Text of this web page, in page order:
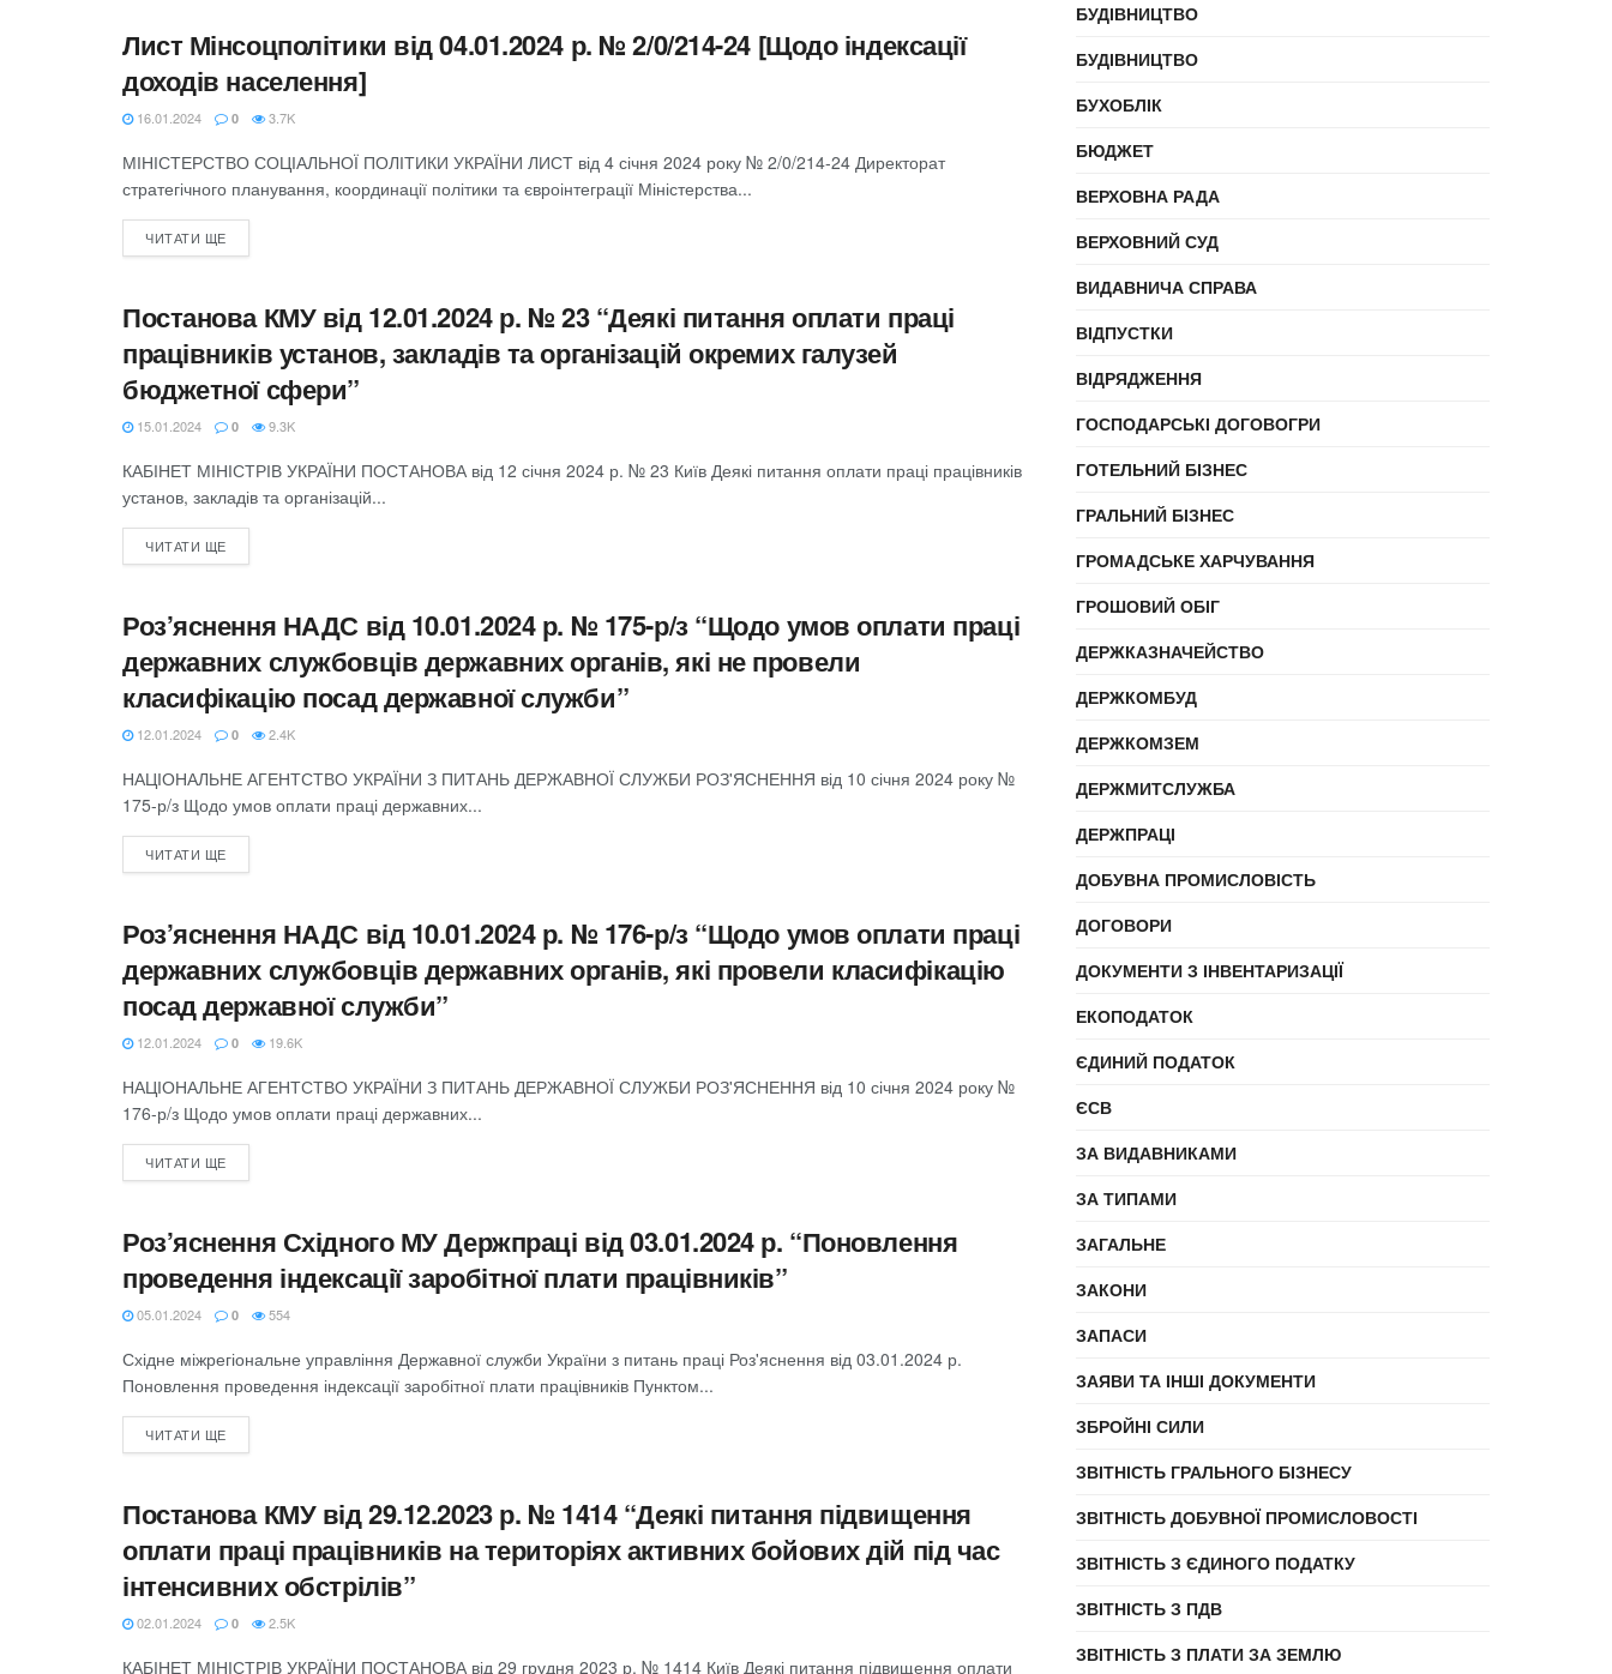
ЛИСТИ
Лист Мінсоцполітики від 04.01.2024 р. № 2/0/214-24 [Щодо індексації
доходів населення]
16.01.2024 0 3.7K
МІНІСТЕРСТВО СОЦІАЛЬНОЇ ПОЛІТИКИ УКРАЇНИ ЛИСТ від 4 січня 2024 року № 2/0/214-24 Директорат
стратегічного планування, координації політики та євроінтеграції Міністерства...
ЧИТАТИ ЩЕ
БЮДЖЕТ
Постанова КМУ від 12.01.2024 р. № 23 “Деякі питання оплати праці
працівників установ, закладів та організацій окремих галузей
бюджетної сфери”
15.01.2024 0 9.3K
КАБІНЕТ МІНІСТРІВ УКРАЇНИ ПОСТАНОВА від 12 січня 2024 р. № 23 Київ Деякі питання оплати праці працівників
установ, закладів та організацій...
ЧИТАТИ ЩЕ
НАДС
Роз’яснення НАДС від 10.01.2024 р. № 175-р/з “Щодо умов оплати праці
державних службовців державних органів, які не провели
класифікацію посад державної служби”
12.01.2024 0 2.4K
НАЦІОНАЛЬНЕ АГЕНТСТВО УКРАЇНИ З ПИТАНЬ ДЕРЖАВНОЇ СЛУЖБИ РОЗ'ЯСНЕННЯ від 10 січня 2024 року №
175-р/з Щодо умов оплати праці державних...
ЧИТАТИ ЩЕ
НАДС
Роз’яснення НАДС від 10.01.2024 р. № 176-р/з “Щодо умов оплати праці
державних службовців державних органів, які провели класифікацію
посад державної служби”
12.01.2024 0 19.6K
НАЦІОНАЛЬНЕ АГЕНТСТВО УКРАЇНИ З ПИТАНЬ ДЕРЖАВНОЇ СЛУЖБИ РОЗ'ЯСНЕННЯ від 10 січня 2024 року №
176-р/з Щодо умов оплати праці державних...
ЧИТАТИ ЩЕ
ДЕРЖПРАЦІ
Роз’яснення Східного МУ Держпраці від 03.01.2024 р. “Поновлення
проведення індексації заробітної плати працівників”
05.01.2024 0 554
Східне міжрегіональне управління Державної служби України з питань праці Роз'яснення від 03.01.2024 р.
Поновлення проведення індексації заробітної плати працівників Пунктом...
ЧИТАТИ ЩЕ
БЮДЖЕТ
Постанова КМУ від 29.12.2023 р. № 1414 “Деякі питання підвищення
оплати праці працівників на територіях активних бойових дій під час
інтенсивних обстрілів”
02.01.2024 0 2.5K
КАБІНЕТ МІНІСТРІВ УКРАЇНИ ПОСТАНОВА від 29 грудня 2023 р. № 1414 Київ Деякі питання підвищення оплати
БУДІВНИЦТВО
БУДІВНИЦТВО
БУХОБЛІК
БЮДЖЕТ
ВЕРХОВНА РАДА
ВЕРХОВНИЙ СУД
ВИДАВНИЧА СПРАВА
ВІДПУСТКИ
ВІДРЯДЖЕННЯ
ГОСПОДАРСЬКІ ДОГОВОГРИ
ГОТЕЛЬНИЙ БІЗНЕС
ГРАЛЬНИЙ БІЗНЕС
ГРОМАДСЬКЕ ХАРЧУВАННЯ
ГРОШОВИЙ ОБІГ
ДЕРЖКАЗНАЧЕЙСТВО
ДЕРЖКОМБУД
ДЕРЖКОМЗЕМ
ДЕРЖМИТСЛУЖБА
ДЕРЖПРАЦІ
ДОБУВНА ПРОМИСЛОВІСТЬ
ДОГОВОРИ
ДОКУМЕНТИ З ІНВЕНТАРИЗАЦІЇ
ЕКОПОДАТОК
ЄДИНИЙ ПОДАТОК
ЄСВ
ЗА ВИДАВНИКАМИ
ЗА ТИПАМИ
ЗАГАЛЬНЕ
ЗАКОНИ
ЗАПАСИ
ЗАЯВИ ТА ІНШІ ДОКУМЕНТИ
ЗБРОЙНІ СИЛИ
ЗВІТНІСТЬ ГРАЛЬНОГО БІЗНЕСУ
ЗВІТНІСТЬ ДОБУВНОЇ ПРОМИСЛОВОСТІ
ЗВІТНІСТЬ З ЄДИНОГО ПОДАТКУ
ЗВІТНІСТЬ З ПДВ
ЗВІТНІСТЬ З ПЛАТИ ЗА ЗЕМЛЮ